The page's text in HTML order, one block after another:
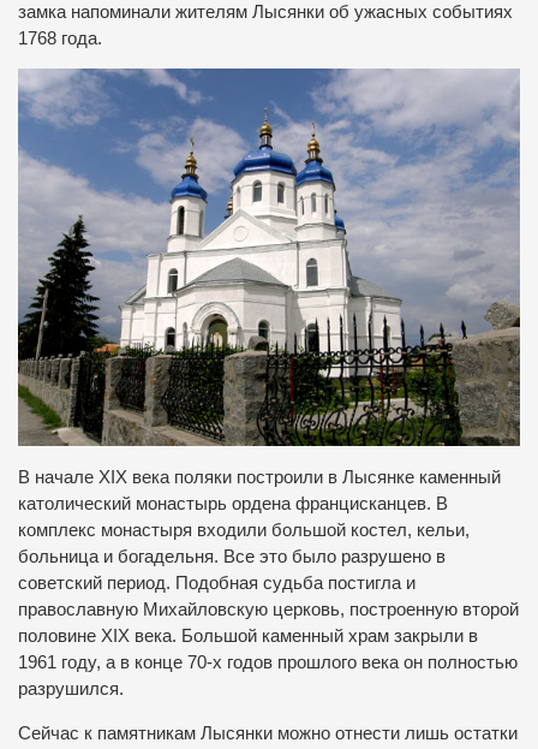
замка напоминали жителям Лысянки об ужасных событиях
1768 года.
В начале XIX века поляки построили в Лысянке каменный
католический монастырь ордена францисканцев. В
комплекс монастыря входили большой костел, кельи,
больница и богадельня. Все это было разрушено в
советский период. Подобная судьба постигла и
православную Михайловскую церковь, построенную второй
половине XIX века. Большой каменный храм закрыли в
1961 году, а в конце 70-х годов прошлого века он полностью
разрушился.
Сейчас к памятникам Лысянки можно отнести лишь остатки